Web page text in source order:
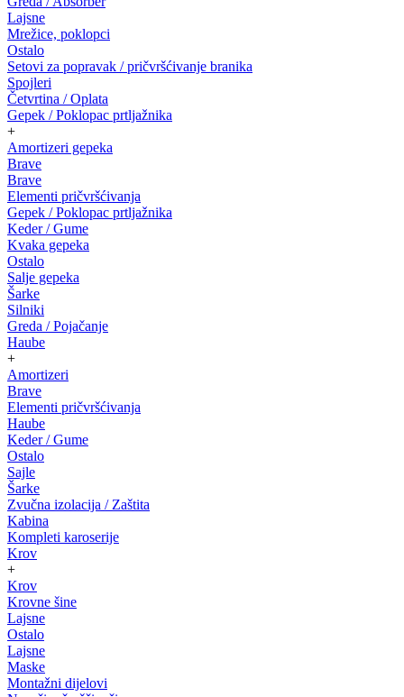
Lajsne
Mrežice, poklopci
Ostalo
Setovi za popravak / pričvršćivanje branika
Spojleri
Četvrtina / Oplata
Gepek / Poklopac prtljažnika
+
Amortizeri gepeka
Brave
Brave
Elementi pričvršćivanja
Gepek / Poklopac prtljažnika
Keder / Gume
Kvaka gepeka
Ostalo
Salje gepeka
Šarke
Silniki
Greda / Pojačanje
Haube
+
Amortizeri
Brave
Elementi pričvršćivanja
Haube
Keder / Gume
Ostalo
Sajle
Šarke
Zvučna izolacija / Zaštita
Kabina
Kompleti karoserije
Krov
+
Krov
Krovne šine
Lajsne
Ostalo
Lajsne
Maske
Montažni dijelovi